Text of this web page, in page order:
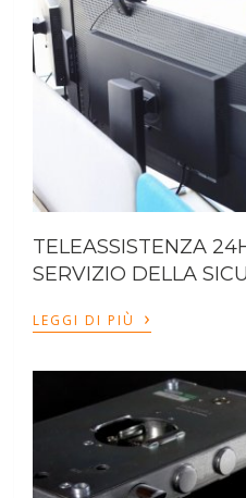
TELEASSISTENZA
SERVIZIO DELLA
LEGGI DI PIÙ ›